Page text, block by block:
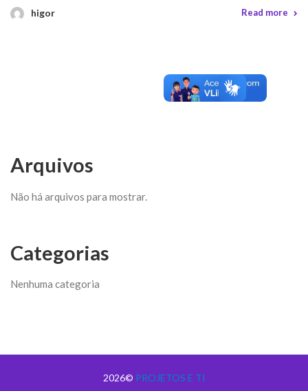
higor Read more
Arquivos
Não há arquivos para mostrar.
Categorias
Nenhuma categoria
2026© PROJETOS E TI